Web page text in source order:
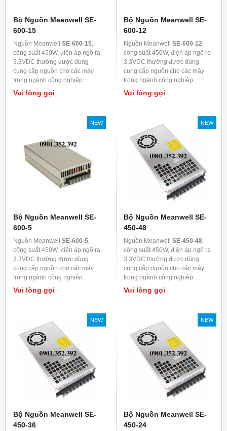
Bộ Nguồn Meanwell SE-
600-15
Nguồn Meanwell SE-600-15,
công suất 450W, điện áp ngõ ra
3.3VDC thường được dùng
cung cấp nguồn cho các máy
trong ngành công nghiệp.
Vui lòng gọi
Bộ Nguồn Meanwell SE-
600-12
Nguồn Meanwell SE-600-12,
công suất 450W, điện áp ngõ ra
3.3VDC thường được dùng
cung cấp nguồn cho các máy
trong ngành công nghiệp.
Vui lòng gọi
NEW
Bộ Nguồn Meanwell SE-
600-5
Nguồn Meanwell SE-600-5,
công suất 450W, điện áp ngõ ra
3.3VDC thường được dùng
cung cấp nguồn cho các máy
trong ngành công nghiệp.
Vui lòng gọi
NEW
Bộ Nguồn Meanwell SE-
450-48
Nguồn Meanwell SE-450-48,
công suất 450W, điện áp ngõ ra
3.3VDC thường được dùng
cung cấp nguồn cho các máy
trong ngành công nghiệp.
Vui lòng gọi
NEW
Bộ Nguồn Meanwell SE-
450-36
NEW
Bộ Nguồn Meanwell SE-
450-24